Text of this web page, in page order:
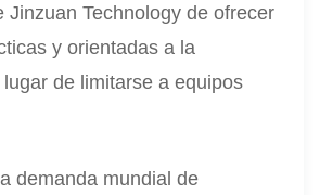
Jinzuan Technology de ofrecer
y orientadas a la
de limitarse a equipos
demanda mundial de